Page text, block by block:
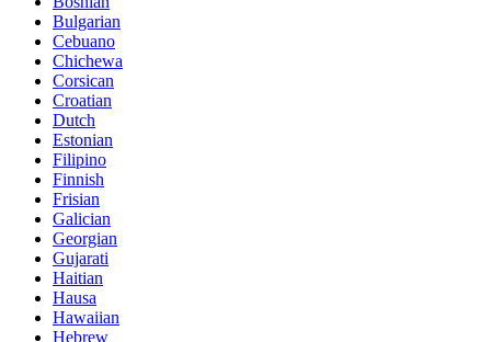
Bulgarian
Cebuano
Chichewa
Corsican
Croatian
Dutch
Estonian
Filipino
Finnish
Frisian
Galician
Georgian
Gujarati
Haitian
Hausa
Hawaiian
Hebrew